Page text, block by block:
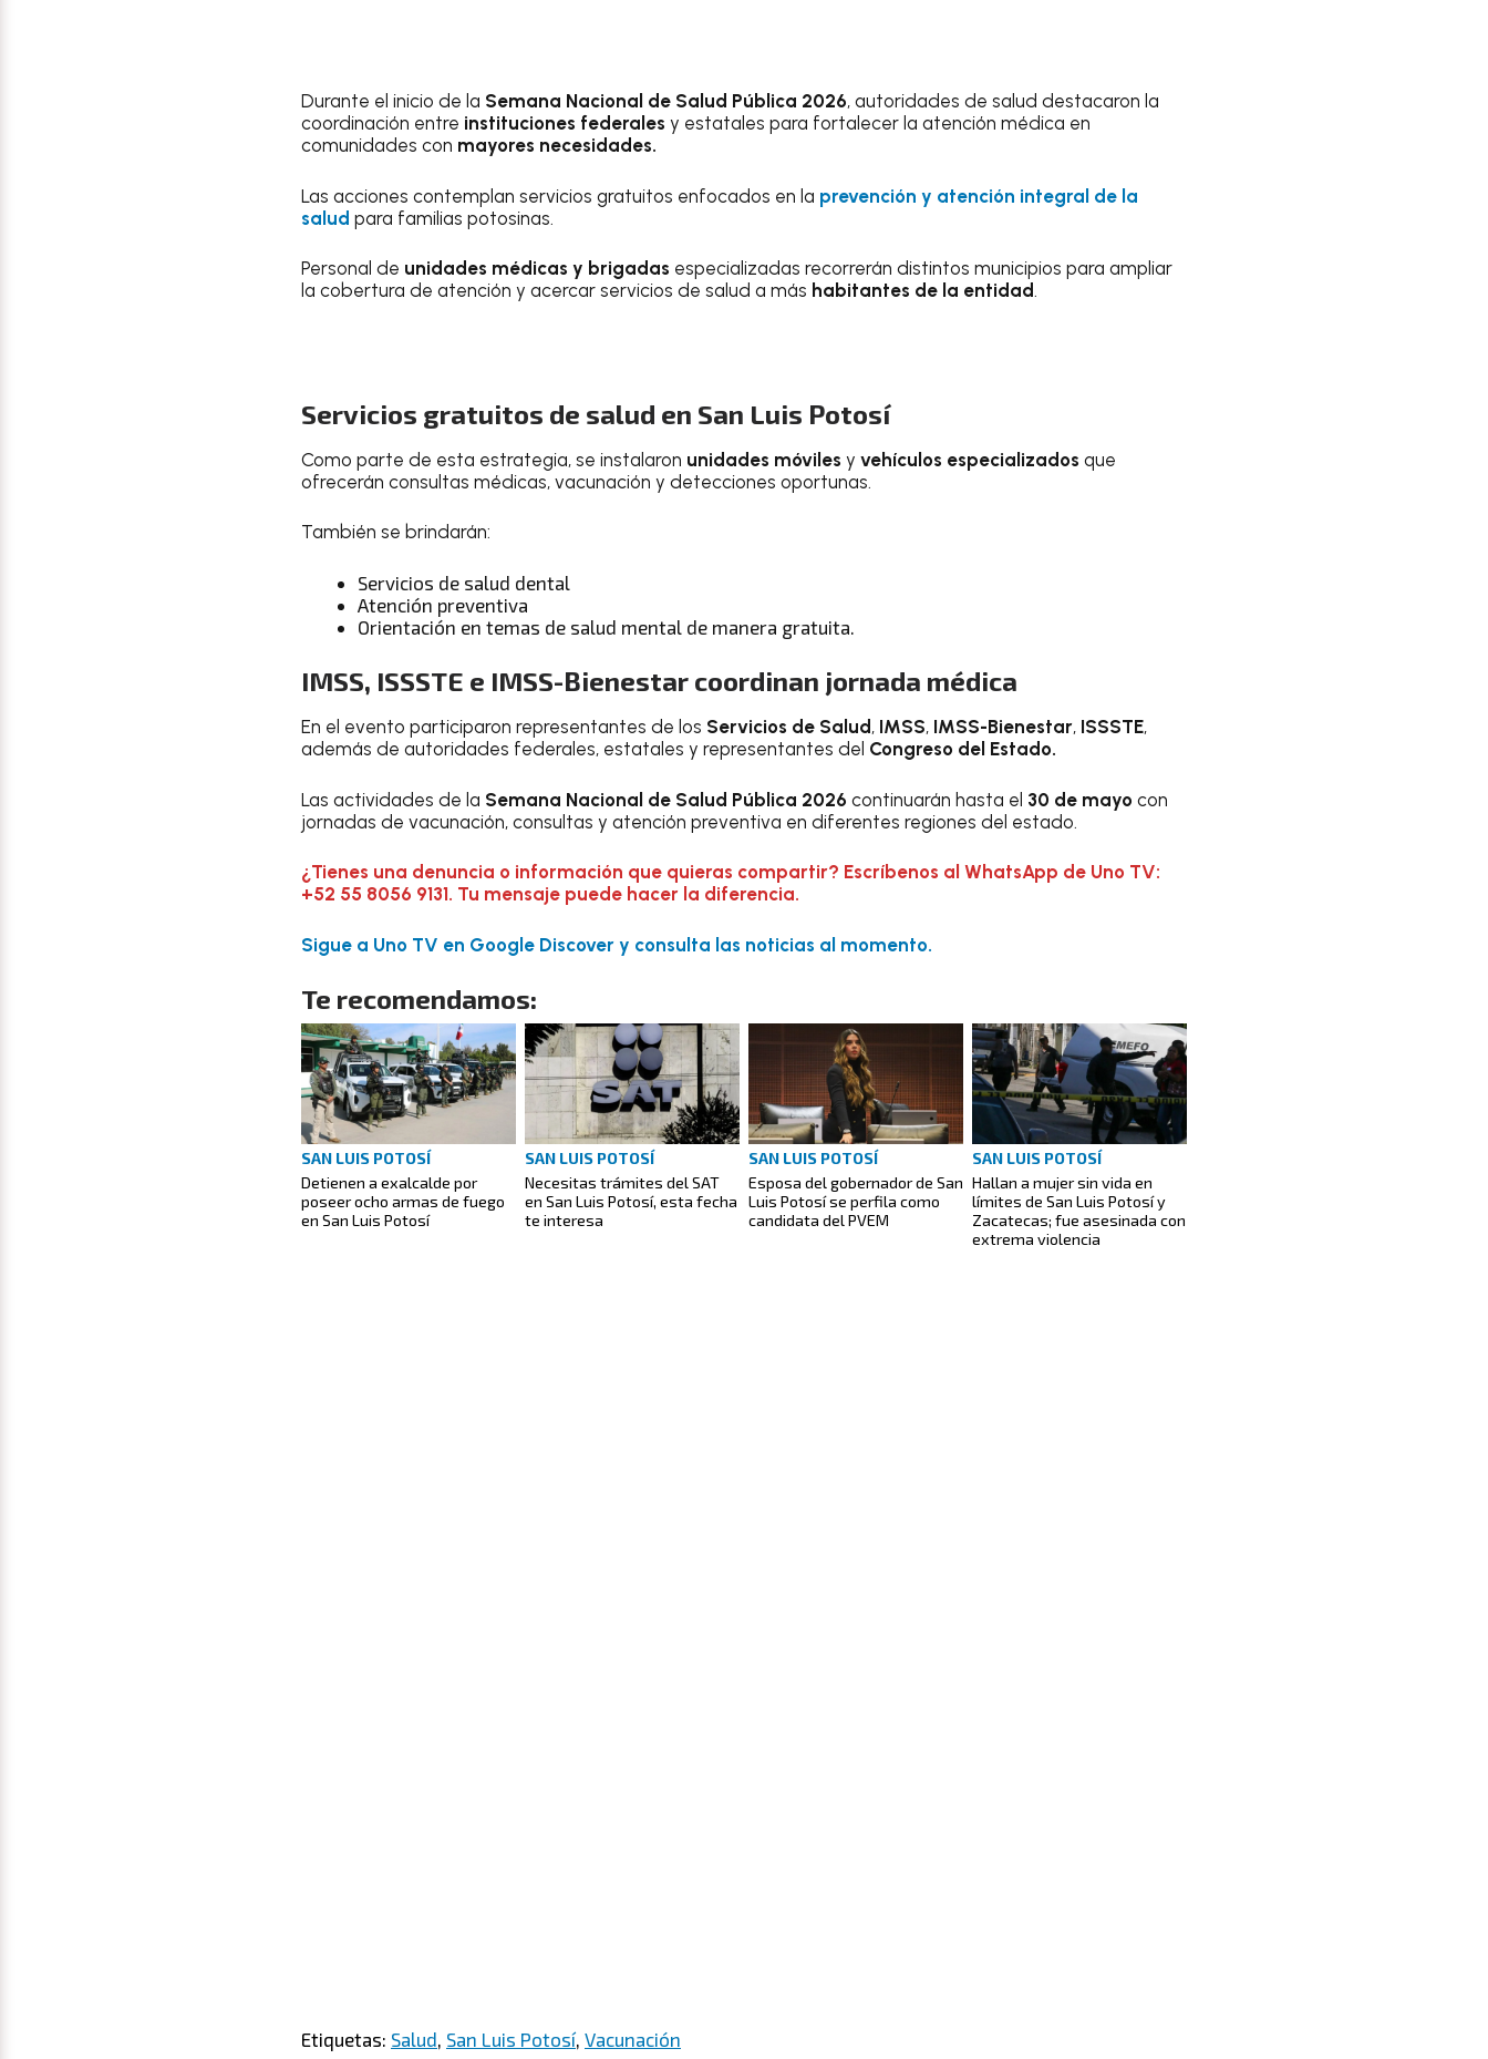
Durante el inicio de la Semana Nacional de Salud Pública 2026, autoridades de salud destacaron la
coordinación entre instituciones federales y estatales para fortalecer la atención médica en
comunidades con mayores necesidades.
Las acciones contemplan servicios gratuitos enfocados en la prevención y atención integral de la
salud para familias potosinas.
Personal de unidades médicas y brigadas especializadas recorrerán distintos municipios para ampliar
la cobertura de atención y acercar servicios de salud a más habitantes de la entidad.
Servicios gratuitos de salud en San Luis Potosí
Como parte de esta estrategia, se instalaron unidades móviles y vehículos especializados que
ofrecerán consultas médicas, vacunación y detecciones oportunas.
También se brindarán:
Servicios de salud dental
Atención preventiva
Orientación en temas de salud mental de manera gratuita.
IMSS, ISSSTE e IMSS-Bienestar coordinan jornada médica
En el evento participaron representantes de los Servicios de Salud , IMSS, IMSS-Bienestar, ISSSTE,
además de autoridades federales, estatales y representantes del Congreso del Estado.
Las actividades de la Semana Nacional de Salud Pública 2026 continuarán hasta el 30 de mayo con
jornadas de vacunación, consultas y atención preventiva en diferentes regiones del estado.
¿Tienes una denuncia o información que quieras compartir? Escríbenos al WhatsApp de Uno TV:
+52 55 8056 9131. Tu mensaje puede hacer la diferencia.
Sigue a Uno TV en Google Discover y consulta las noticias al momento.
Te recomendamos:
SAN LUIS POTOSÍ
Detienen a exalcalde por
poseer ocho armas de fuego
en San Luis Potosí
SAN LUIS POTOSÍ
Necesitas trámites del SAT
en San Luis Potosí, esta fecha
te interesa
SAN LUIS POTOSÍ
Esposa del gobernador de San
Luis Potosí se perfila como
candidata del PVEM
SAN LUIS POTOSÍ
Hallan a mujer sin vida en
límites de San Luis Potosí y
Zacatecas; fue asesinada con
extrema violencia
Etiquetas: Salud San Luis Potosí, Vacunación